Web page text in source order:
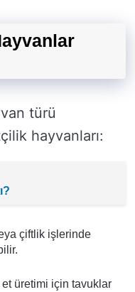
türü
hayvanları:
çiftlik işlerinde
üretimi için tavuklar